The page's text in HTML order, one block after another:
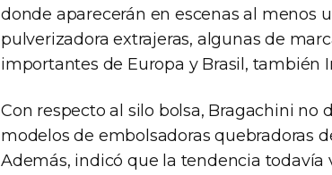
donde aparecerán en escenas al menos
pulverizadora extrajeras, algunas de
importantes de Europa y Brasil, también
Con respecto al silo bolsa, Bragachini no
modelos de embolsadoras quebradoras
Además, indicó que la tendencia